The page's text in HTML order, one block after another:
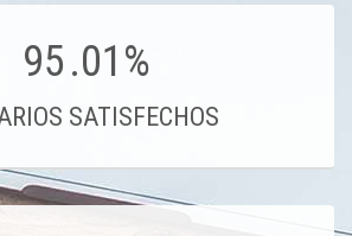
95.01%
SATISFECHOS